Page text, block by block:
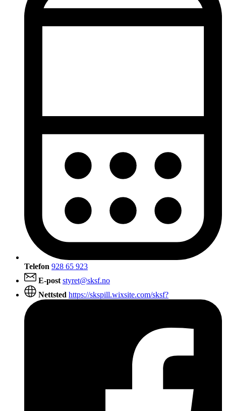
Telefon 928 65 923
E-post styret@sksf.no
Nettsted https://skspill.wixsite.com/sksf?